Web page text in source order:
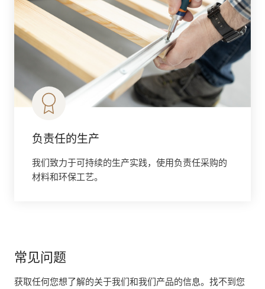
负责任的生产
我们致力于可持续的生产实践，使用负责任采购的
材料和环保工艺。
常见问题
获取任何您想了解的关于我们和我们产品的信息。找不到您